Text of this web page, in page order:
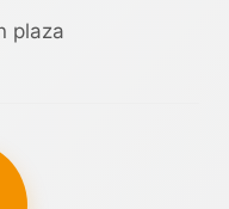
plaza